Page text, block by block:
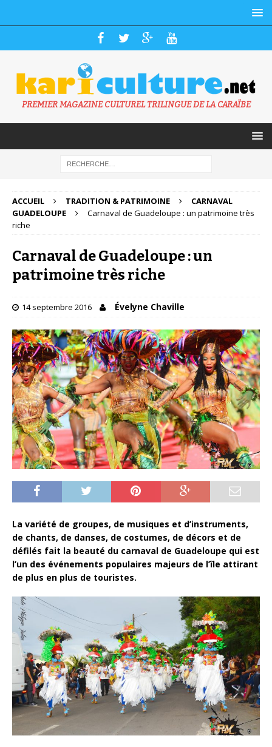
PREMIER MAGAZINE CULTUREL TRILINGUE DE LA CARAÏBE
ACCUEIL TRADITION & PATRIMOINE
CARNAVAL
GUADELOUPE
Carnaval de Guadeloupe : un patrimoine très
riche
Carnaval de Guadeloupe : un
patrimoine très riche
14 septembre 2016 Évelyne Chaville
La variété de groupes, de musiques et d’instruments,
de chants, de danses, de costumes, de décors et de
défilés fait la beauté du carnaval de Guadeloupe qui est
l’un des événements populaires majeurs de l’île attirant
de plus en plus de touristes.